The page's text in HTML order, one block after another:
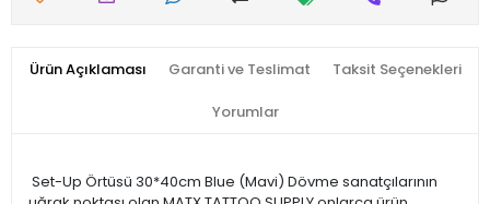
Ürün Açıklaması Garanti ve Teslimat Taksit Seçenekleri
Yorumlar
Set-Up Örtüsü 30*40cm Blue (Mavi) Dövme sanatçılarının